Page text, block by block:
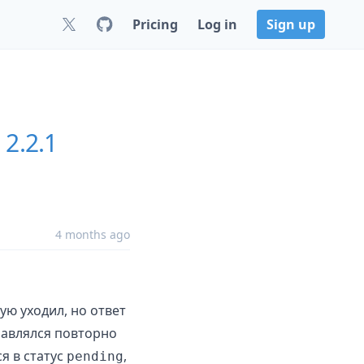
Pricing Log in Sign up
2.2.1
4 months ago
уходил, но ответ
повторно
в статус pending,